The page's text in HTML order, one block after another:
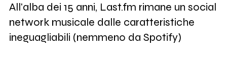
All'alba dei 15 anni, Last.fm rimane un social
network musicale dalle caratteristiche
ineguagliabili (nemmeno da Spotify)